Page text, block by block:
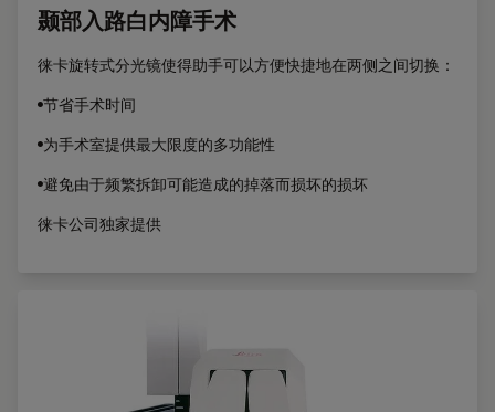
颞部入路白内障手术
徕卡旋转式分光镜使得助手可以方便快捷地在两侧之间切换：
•节省手术时间
•为手术室提供最大限度的多功能性
•避免由于频繁拆卸可能造成的掉落而损坏的损坏
徕卡公司独家提供